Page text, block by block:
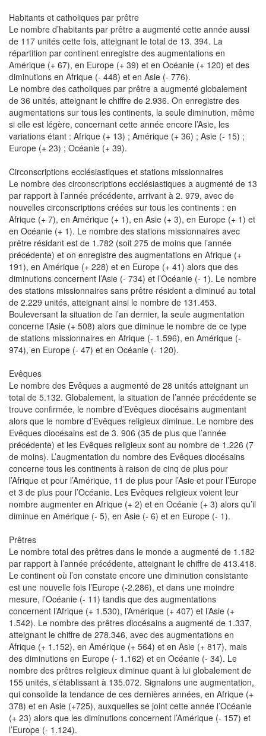
Habitants et catholiques par prêtre
Le nombre d’habitants par prêtre a augmenté cette année aussi
de 117 unités cette fois, atteignant le total de 13. 394. La
répartition par continent enregistre des augmentations en
Amérique (+ 67), en Europe (+ 39) et en Océanie (+ 120) et des
diminutions en Afrique (- 448) et en Asie (- 776).
Le nombre des catholiques par prêtre a augmenté globalement
de 36 unités, atteignant le chiffre de 2.936. On enregistre des
augmentations sur tous les continents, la seule diminution, même
si elle est légère, concernant cette année encore l’Asie, les
variations étant : Afrique (+ 13) ; Amérique (+ 36) ; Asie (- 15) ;
Europe (+ 23) ; Océanie (+ 39).
Circonscriptions ecclésiastiques et stations missionnaires
Le nombre des circonscriptions ecclésiastiques a augmenté de 13
par rapport à l’année précédente, arrivant à 2. 979, avec de
nouvelles circonscriptions créées sur tous les continents : en
Afrique (+ 7), en Amérique (+ 1), en Asie (+ 3), en Europe (+ 1) et
en Océanie (+ 1). Le nombre des stations missionnaires avec
prêtre résidant est de 1.782 (soit 275 de moins que l’année
précédente) et on enregistre des augmentations en Afrique (+
191), en Amérique (+ 228) et en Europe (+ 41) alors que des
diminutions concernent l’Asie (- 734) et l’Océanie (- 1). Le nombre
des stations missionnaires sans prêtre résident a diminué au total
de 2.229 unités, atteignant ainsi le nombre de 131.453.
Bouleversant la situation de l’an dernier, la seule augmentation
concerne l’Asie (+ 508) alors que diminue le nombre de ce type
de stations missionnaires en Afrique (- 1.596), en Amérique (-
974), en Europe (- 47) et en Océanie (- 120).
Evêques
Le nombre des Evêques a augmenté de 28 unités atteignant un
total de 5.132. Globalement, la situation de l’année précédente se
trouve confirmée, le nombre d’Evêques diocésains augmentant
alors que le nombre d’Evêques religieux diminue. Le nombre des
Evêques diocésains est de 3. 906 (35 de plus que l’année
précédente) et les Evêques religieux sont au nombre de 1.226 (7
de moins). L’augmentation du nombre des Evêques diocésains
concerne tous les continents à raison de cinq de plus pour
l’Afrique et pour l’Amérique, 11 de plus pour l’Asie et pour l’Europe
et 3 de plus pour l’Océanie. Les Evêques religieux voient leur
nombre augmenter en Afrique (+ 2) et en Océanie (+ 3) alors qu’il
diminue en Amérique (- 5), en Asie (- 6) et en Europe (- 1).
Prêtres
Le nombre total des prêtres dans le monde a augmenté de 1.182
par rapport à l’année précédente, atteignant le chiffre de 413.418.
Le continent où l’on constate encore une diminution consistante
est une nouvelle fois l’Europe (-2.286), et dans une moindre
mesure, l’Océanie (- 11) tandis que des augmentations
concernent l’Afrique (+ 1.530), l’Amérique (+ 407) et l’Asie (+
1.542). Le nombre des prêtres diocésains a augmenté de 1.337,
atteignant le chiffre de 278.346, avec des augmentations en
Afrique (+ 1.152), en Amérique (+ 564) et en Asie (+ 817), mais
des diminutions en Europe (- 1.162) et en Océanie (- 34). Le
nombre des prêtres religieux diminue quant à lui globalement de
155 unités, s’établissant à 135.072. Signalons une augmentation,
qui consolide la tendance de ces dernières années, en Afrique (+
378) et en Asie (+725), auxquelles se joint cette année l’Océanie
(+ 23) alors que les diminutions concernent l’Amérique (- 157) et
l’Europe (- 1.124).